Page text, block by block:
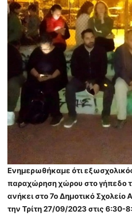
Ενημερωθήκαμε ότι
παραχώρηση χώρου στο γήπεδο
ανήκει στο 7ο Δημοτικό Σχολείο
την Τρίτη 27/09/2023 στις 6:30-